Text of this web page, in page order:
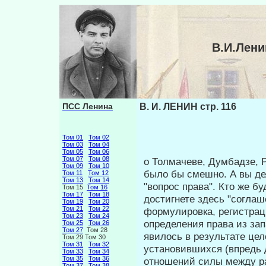
ПСС Ленина
Том 01
Том 02
Том 03
Том 04
Том 05
Том 06
Том 07
Том 08
Том 09
Том 10
Том 11
Том 12
Том 13
Том 14
Том 15 Том 16
Том 17
Том 18
Том 19
Том 20
Том 21
Том 22
Том 23
Том 24
Том 25
Том 26
Том 27 Том 28
Том 29 Том 30
Том 31
Том 32
Том 33
Том 34
Том 35
Том 36
В. И. ЛЕНИН стр. 116
о Толмачеве, Думбадзе,
было бы смешно. А вы
"вопрос права". Кто же
достигнете здесь
формулировка,
определения права из
явилось в результате
устано­вившихся (впредь
отношений силы между